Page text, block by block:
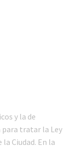
y la de
para tratar la Ley
Ciudad. En la